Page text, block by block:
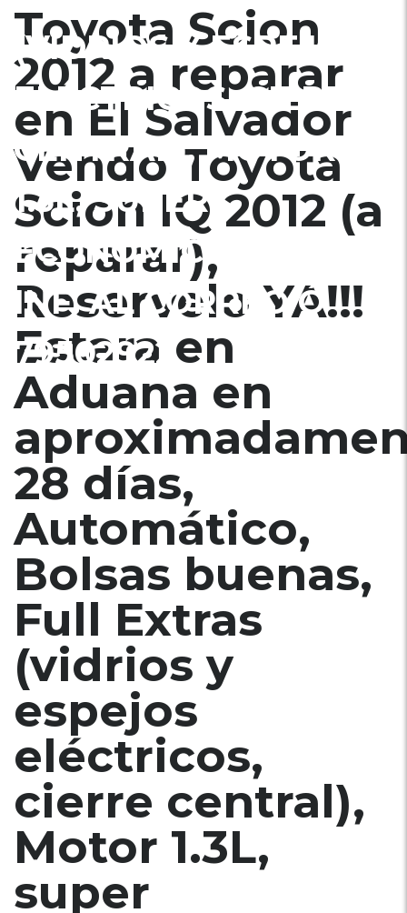
(VIDRIOS Y ESPEJOS
ELÉCTRICOS, CIERRE
CENTRAL), MOTOR
1.3L, SUPER
ECONÓMICO $4900,
INF. AL CORREO Ó
79502922
Toyota Scion
2012 a reparar
en El Salvador
Vendo Toyota
Scion IQ 2012 (a
reparar),
Reservelo YA!!!
Estara en
Aduana en
28 días,
Automático,
Bolsas buenas,
Full Extras
(vidrios y
espejos
eléctricos,
cierre central),
Motor 1.3L,
super